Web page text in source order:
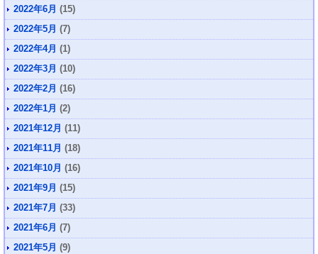
2022年6月 (15)
2022年5月 (7)
2022年4月 (1)
2022年3月 (10)
2022年2月 (16)
2022年1月 (2)
2021年12月 (11)
2021年11月 (18)
2021年10月 (16)
2021年9月 (15)
2021年7月 (33)
2021年6月 (7)
2021年5月 (9)